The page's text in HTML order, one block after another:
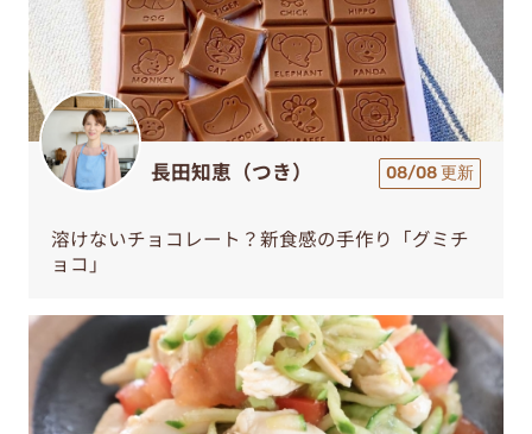
長田知恵（つき） 08/08 更新
溶けないチョコレート？新食感の手作り「グミチ
ョコ」